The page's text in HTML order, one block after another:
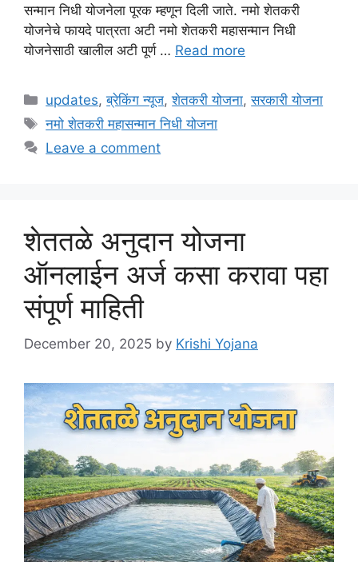
सन्मान निधी योजनेला पूरक म्हणून दिली जाते. नमो शेतकरी
योजनेचे फायदे पात्रता अटी नमो शेतकरी महासन्मान निधी
योजनेसाठी खालील अटी पूर्ण … Read more
Categories
updates,ब्रेकिंग न्यूज,शेतकरी योजना,सरकारी योजना
Tags
नमो शेतकरी महासन्मान निधी योजना
Leave a comment
शेततळे अनुदान योजना
ऑनलाईन अर्ज कसा करावा पहा
संपूर्ण माहिती
December 20, 2025 by Krishi Yojana